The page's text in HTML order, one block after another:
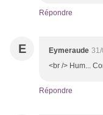
Répondre
E Eymeraude
<br /> Hum...
Répondre